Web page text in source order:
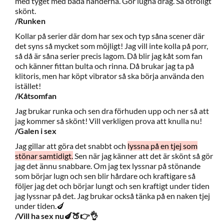
skönt.
/Runken
Kollar på serier där dom har sex och typ såna scener där
det syns så mycket som möjligt! Jag vill inte kolla på porr,
så då är såna serier precis lagom. Då blir jag kåt som fan
och känner fittan bulta och rinna. Då brukar jag ta på
klitoris, men har köpt vibrator så ska börja använda den
istället!
/Kåtsomfan
Jag brukar runka och sen dra förhuden upp och ner så att
jag kommer så skönt! Vill verkligen prova att knulla nu!
/Galen i sex
Jag gillar att göra det snabbt och lyssna på en tjej som
stönar samtidigt.Sen när jag känner att det är skönt så gör
jag det ännu snabbare. Om jag tex lyssnar på stönande
som börjar lugn och sen blir hårdare och kraftigare så
följer jag det och börjar lungt och sen kraftigt under tiden
jag lyssnar på det. Jag brukar också tänka på en naken tjej
under tiden.🍆
/Vill ha sex nu🍆🍑👉👌